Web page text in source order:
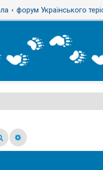
форум Українського